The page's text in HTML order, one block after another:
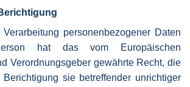
personenbezogener Daten
hat das vom Europäischen
Verordnungsgeber gewährte Recht, die
Berichtigung sie betreffender unrichtiger